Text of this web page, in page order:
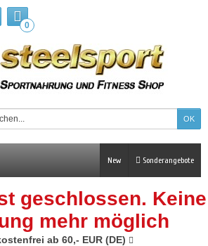
0
Sonderangebote
New
geschlossen. Keine
mehr möglich
ab 60,- EUR (DE)